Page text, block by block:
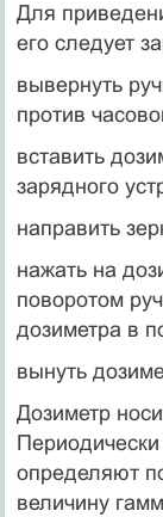
Для
его следует
вывернуть
против
вставить
зарядного
направить
нажать на
поворотом
дозиметра в
вынуть
Дозиметр
определяют
величину